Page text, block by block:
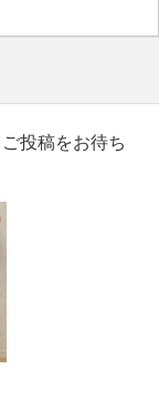
リーニング可
投稿をお待ち